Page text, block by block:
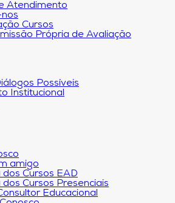
Atendimento
Cursos
Própria de Avaliação
Possíveis
Institucional
amigo
Cursos EAD
Cursos Presenciais
Educacional